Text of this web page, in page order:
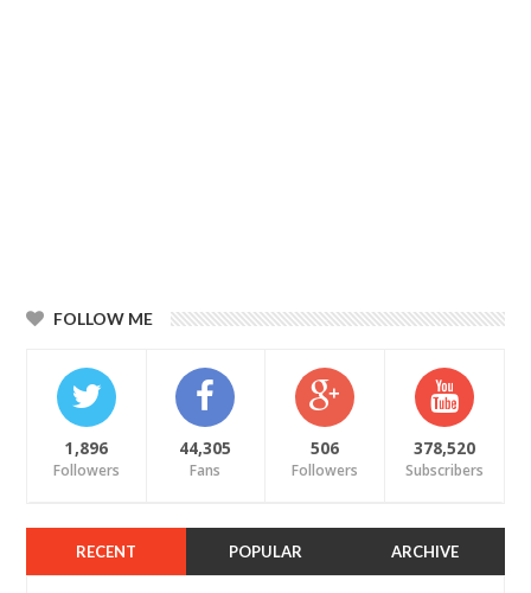
FOLLOW ME
1,896
Followers
44,305
Fans
506
Followers
378,520
Subscribers
RECENT POPULAR ARCHIVE